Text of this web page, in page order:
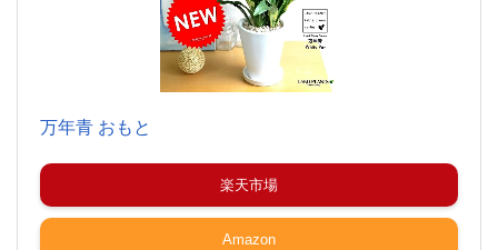
万年青 おもと
楽天市場
Amazon